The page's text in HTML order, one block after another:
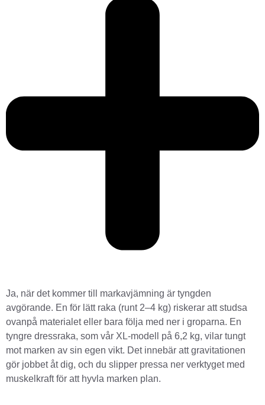
Ja, när det kommer till markavjämning är tyngden
avgörande. En för lätt raka (runt 2–4 kg) riskerar att studsa
ovanpå materialet eller bara följa med ner i groparna. En
tyngre dressraka, som vår XL-modell på 6,2 kg, vilar tungt
mot marken av sin egen vikt. Det innebär att gravitationen
gör jobbet åt dig, och du slipper pressa ner verktyget med
muskelkraft för att hyvla marken plan.